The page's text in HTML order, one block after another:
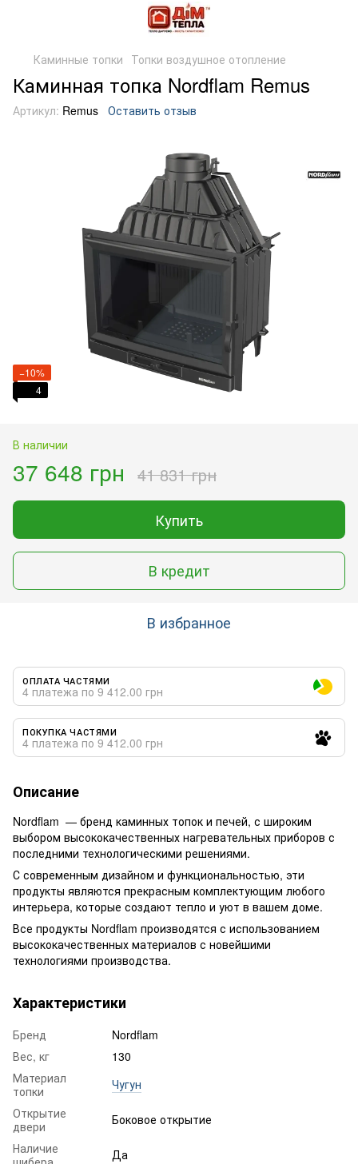
Каминные топки Топки воздушное отопление
Каминная топка Nordflam Remus
Артикул: Remus Оставить отзыв
−10%
4
В наличии
37 648 грн 41 831 грн
Купить
В кредит
В избранное
ОПЛАТА ЧАСТЯМИ
4 платежа по 9 412.00 грн
ПОКУПКА ЧАСТЯМИ
4 платежа по 9 412.00 грн
Описание
Nordflam — бренд каминных топок и печей, с широким
выбором высококачественных нагревательных приборов с
последними технологическими решениями.
С современным дизайном и функциональностью, эти
продукты являются прекрасным комплектующим любого
интерьера, которые создают тепло и уют в вашем доме.
Все продукты Nordflam производятся с использованием
высококачественных материалов с новейшими
технологиями производства.
Характеристики
Бренд
Nordflam
Вес, кг
130
Материал
топки
Чугун
Открытие
двери
Боковое открытие
Наличие
Да